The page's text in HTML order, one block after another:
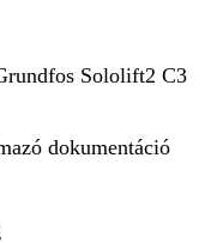
Sololift2 C3
dokumentáció